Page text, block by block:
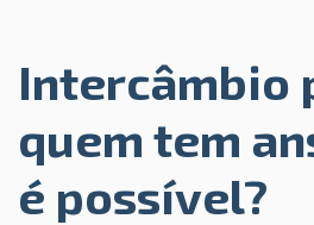
Intercâmbio
quem tem
é possível?